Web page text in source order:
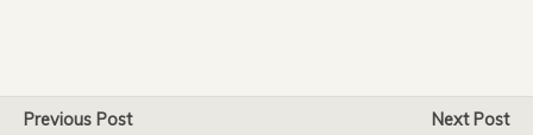
Previous Post
Next Post